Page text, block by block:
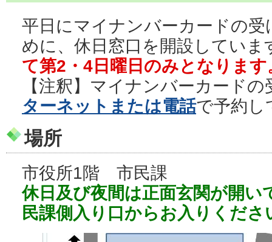
平日にマイナンバーカードの
めに、休日窓口を開設していま
て第2・4日曜日のみとなります
【注釈】マイナンバーカード
ターネットまたは電話で予約し
場所
市役所1階 市民課
休日及び夜間は正面玄関が開い
民課側入り口からお入りくださ